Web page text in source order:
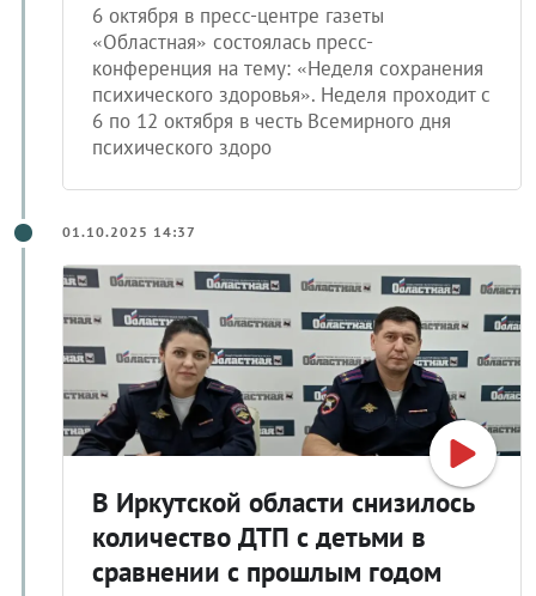
6 октября в пресс-центре газеты
«Областная» состоялась пресс-
конференция на тему: «Неделя сохранения
психического здоровья». Неделя проходит с
6 по 12 октября в честь Всемирного дня
психического здоро
01.10.2025 14:37
В Иркутской области снизилось
количество ДТП с детьми в
сравнении с прошлым годом